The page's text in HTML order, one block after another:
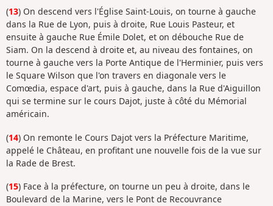
(13) On descend vers l'Église Saint-Louis, on tourne à gauche
dans la Rue de Lyon, puis à droite, Rue Louis Pasteur, et
ensuite à gauche Rue Émile Dolet, et on débouche Rue de
Siam. On la descend à droite et, au niveau des fontaines, on
tourne à gauche vers la Porte Antique de l'Herminier, puis vers
le Square Wilson que l'on travers en diagonale vers le
Comœdia, espace d'art, puis à gauche, dans la Rue d'Aiguillon
qui se termine sur le cours Dajot, juste à côté du Mémorial
américain.
(14) On remonte le Cours Dajot vers la Préfecture Maritime,
appelé le Château, en profitant une nouvelle fois de la vue sur
la Rade de Brest.
(15) Face à la préfecture, on tourne un peu à droite, dans le
Boulevard de la Marine, vers le Pont de Recouvrance